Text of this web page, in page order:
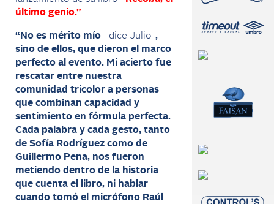
último genio.”
“No es mérito mío –dice Julio-,
sino de ellos, que dieron el marco
perfecto al evento. Mi acierto fue
rescatar entre nuestra
comunidad tricolor a personas
que combinan capacidad y
sentimiento en fórmula perfecta.
Cada palabra y cada gesto, tanto
de Sofía Rodríguez como de
Guillermo Pena, nos fueron
metiendo dentro de la historia
que cuenta el libro, ni hablar
cuando tomó el micrófono Raúl